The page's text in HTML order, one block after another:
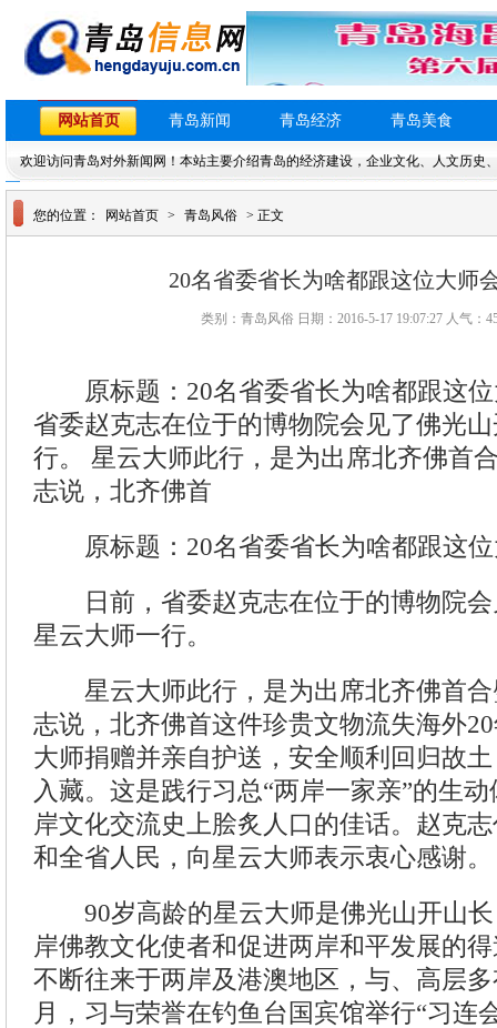
网站首页 青岛新闻 青岛经济 青岛美食
欢迎访问青岛对外新闻网！本站主要介绍青岛的经济建设，企业文化、人文历史
您的位置： 网站首页 > 青岛风俗 > 正文
20名省委省长为啥都跟这位大师
类别：青岛风俗 日期：2016-5-17 19:07:27 人气：
原标题：20名省委省长为啥都跟这位
省委赵克志在位于的博物院会见了佛光
行。 星云大师此行，是为出席北齐佛首
志说，北齐佛首
原标题：20名省委省长为啥都跟这位
日前，省委赵克志在位于的博物院会
星云大师一行。
星云大师此行，是为出席北齐佛首合
志说，北齐佛首这件珍贵文物流失海外
大师捐赠并亲自护送，安全顺利回归故
入藏。这是践行习总“两岸一家亲”的生
岸文化交流史上脍炙人口的佳话。赵克
和全省人民，向星云大师表示衷心感谢。
90岁高龄的星云大师是佛光山开山长
岸佛教文化使者和促进两岸和平发展的
不断往来于两岸及港澳地区，与、高层
月，习与荣誉在钓鱼台国宾馆举行“习连